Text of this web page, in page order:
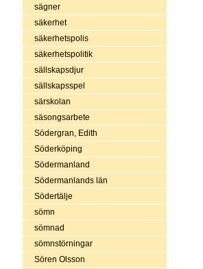
sägner
säkerhet
säkerhetspolis
säkerhetspolitik
sällskapsdjur
sällskapsspel
särskolan
säsongsarbete
Södergran, Edith
Söderköping
Södermanland
Södermanlands län
Södertälje
sömn
sömnad
sömnstörningar
Sören Olsson